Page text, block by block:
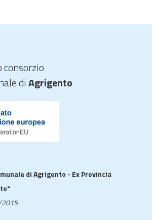
consorzio
diAgrigento
di Agrigento - Ex Provincia
2015